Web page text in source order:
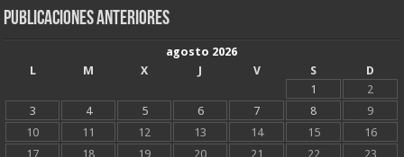
Publicaciones Anteriores
agosto 2026
L
M X J V S
D
1
2
3
4 5 6 7 8
9
10
11 12 13 14 15
16
17
18 19 20 21 22
23